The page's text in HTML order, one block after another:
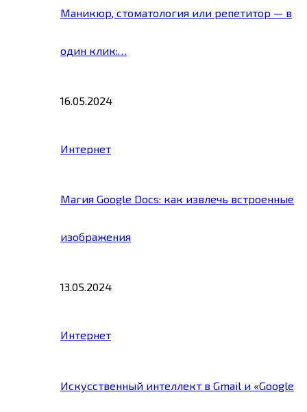
Маникюр, стоматология или репетитор — в
один клик:…
16.05.2024
Интернет
Магия Google Docs: как извлечь встроенные
изображения
13.05.2024
Интернет
Искусственный интеллект в Gmail и «Google